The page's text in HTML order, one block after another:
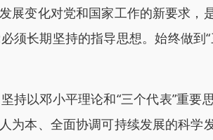
展变化对党和国家工作的新要求
长期坚持的指导思想。始终做到
以邓小平理论和“三个代表”重要
为本、全面协调可持续发展的科